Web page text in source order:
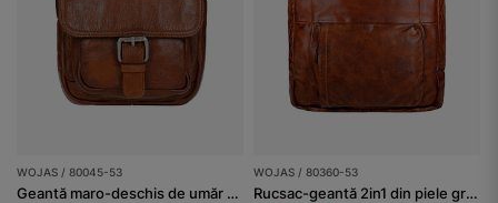
WOJAS / 80045-53
Geantă maro-deschis de umăr din piele granulată bărbați
WOJAS / 80360-53
Rucsac-geantă 2in1 din piele granuată